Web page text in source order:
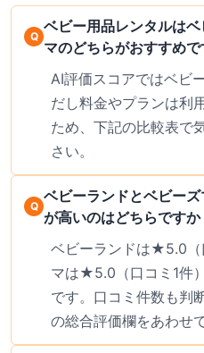
ベビー用品レンタルは
マのどちらがおすすめで
AI評価スコアではベビ
だし料金やプランは利
ため、下記の比較表で
さい。
ベビーランドとベビー
が高いのはどちらですか
ベビーランドは★5.0（
マは★5.0（口コミ1件
です。口コミ件数も判
の総合評価欄をあわせ